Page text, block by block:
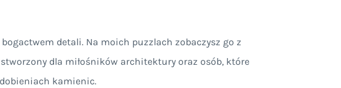
detali. Na moich puzzlach zobaczysz go z
dla miłośników architektury oraz osób, które
kamienic.